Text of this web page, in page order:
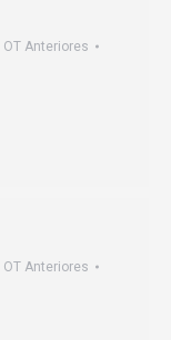
OT Anteriores
OT Anteriores